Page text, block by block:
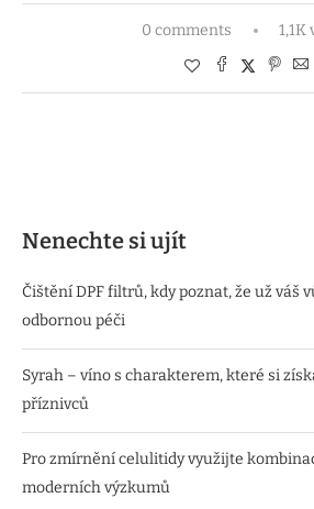
0 comments 1,1K
Nenechte si ujít
Čištění DPF filtrů, kdy poznat, že už váš
odbornou péči
Syrah – víno s charakterem, které si
příznivců
Pro zmírnění celulitidy využijte
moderních výzkumů